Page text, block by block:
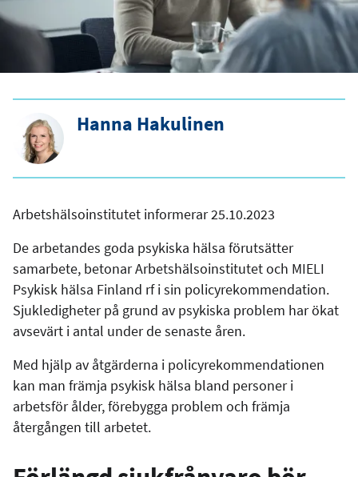
Hanna Hakulinen
Arbetshälsoinstitutet informerar 25.10.2023
De arbetandes goda psykiska hälsa förutsätter
samarbete, betonar Arbetshälsoinstitutet och MIELI
Psykisk hälsa Finland rfi sin policyrekommendation.
Sjukledigheter på grund av psykiska problem har ökat
avsevärt i antal under de senaste åren.
Med hjälp av åtgärderna i policyrekommendationen
kan man främja psykisk hälsa bland personer i
arbetsför ålder, förebygga problem och främja
återgången till arbetet.